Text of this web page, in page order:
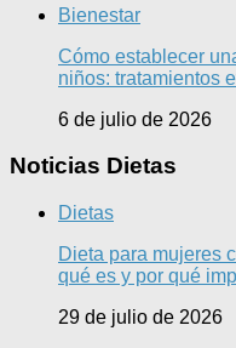
Bienestar
Cómo establecer
niños: tratamientos
6 de julio de 2026
Noticias Dietas
Dietas
Dieta para mujeres
qué es y por qué
29 de julio de 2026